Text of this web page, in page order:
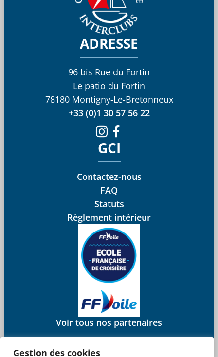
Gestion des cookies
ADRESSE
96 bis Rue du Fortin
Le patio du Fortin
78180 Montigny-Le-Bretonneux
+33 (0)1 30 57 56 22
GCI
Contactez-nous
FAQ
Statuts
Règlement intérieur
Voir tous nos partenaires